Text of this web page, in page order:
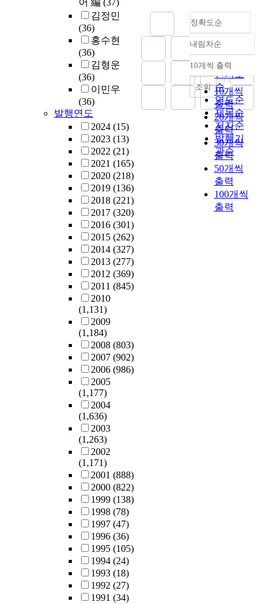
어 編 (37)
김정민
(36)
홍수현
(36)
김형운
(36)
이민우
(36)
발행연도
2024 (15)
2023 (13)
2022 (21)
2021 (165)
2020 (218)
2019 (136)
2018 (221)
2017 (320)
2016 (301)
2015 (262)
2014 (327)
2013 (277)
2012 (369)
2011 (845)
2010
(1,131)
2009
(1,184)
2008 (803)
2007 (902)
2006 (986)
2005
(1,177)
2004
(1,636)
2003
(1,263)
2002
(1,171)
2001 (888)
2000 (822)
1999 (138)
1998 (78)
1997 (47)
1996 (36)
1995 (105)
1994 (24)
1993 (18)
1992 (27)
1991 (34)
정확도순
정확도
순
인기도
순
연도순
제목순
저자순
발행기
관순
내림차순
내림차순
10개씩 출력
10개씩
출력
20개씩
출력
30개씩
출력
50개씩
출력
100개씩
출력
조회